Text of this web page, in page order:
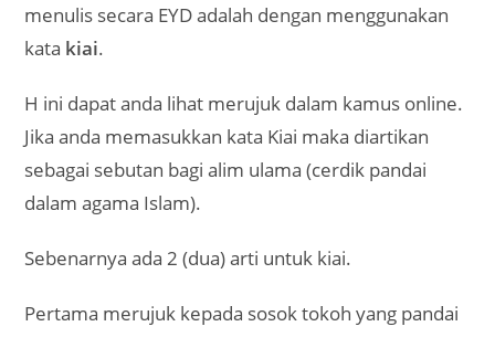
menulis secara EYD adalah dengan menggunakan
kata kiai.
H ini dapat anda lihat merujuk dalam kamus online.
Jika anda memasukkan kata Kiai maka diartikan
sebagai sebutan bagi alim ulama (cerdik pandai
dalam agama Islam).
Sebenarnya ada 2 (dua) arti untuk kiai.
Pertama merujuk kepada sosok tokoh yang pandai